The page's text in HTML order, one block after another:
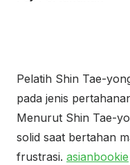
Pelatih Shin Tae-
pada jenis
Menurut Shin Tae-
solid saat bertahan
frustrasi. asianbookie